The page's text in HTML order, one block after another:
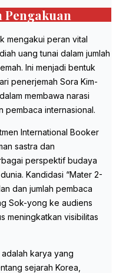
Pengakuan
mengakui peran vital
uang tunai dalam jumlah
Ini menjadi bentuk
penerjemah Sora Kim-
membawa narasi
pembaca internasional.
International Booker
sastra dan
perspektif budaya
Kandidasi “Mater 2-
dan jumlah pembaca
Sok-yong ke audiens
meningkatkan visibilitas
karya yang
sejarah Korea,